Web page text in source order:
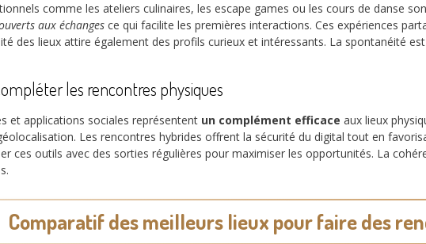
comme les ateliers culinaires, les escape games ou les cours de danse
aux échanges ce qui facilite les premières interactions. Ces expériences
des lieux attire également des profils curieux et intéressants. La spontanéité
les rencontres physiques
et applications sociales représentent un complément efficace aux lieux
Les rencontres hybrides offrent la sécurité du digital tout en
ces outils avec des sorties régulières pour maximiser les opportunités. La
Comparatif des meilleurs lieux pour faire des